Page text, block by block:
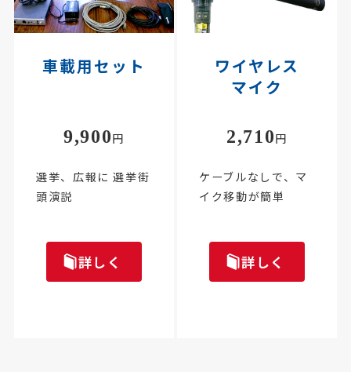
車載用セット
9,900円
選挙、広報に 選挙街
頭演説
詳しく
ワイヤレス
マイク
2,710円
ケーブルなしで、マ
イク移動が簡単
詳しく